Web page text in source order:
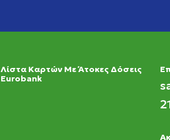
Λίστα Καρτών Με Άτοκες Δόσεις
Eurobank